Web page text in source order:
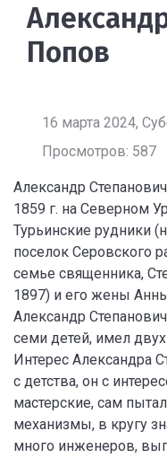
Попов
16 марта 2024,
Просмотров: 587
Александр
1859 г. на Северном
Турьинские рудники
поселок Серовского
семье священника,
1897) и его жены
Александр
семи детей, имел
Интерес Александра
с детства, он с
мастерские, сам
механизмы, в кругу
много инженеров,